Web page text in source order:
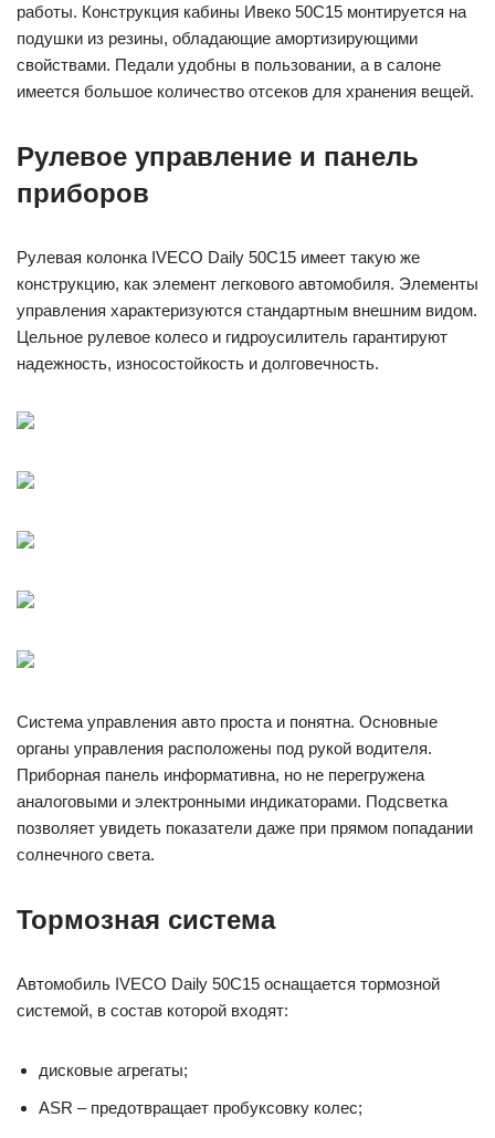
работы. Конструкция кабины Ивеко 50С15 монтируется на
подушки из резины, обладающие амортизирующими
свойствами. Педали удобны в пользовании, а в салоне
имеется большое количество отсеков для хранения вещей.
Рулевое управление и панель
приборов
Рулевая колонка IVECO Daily 50C15 имеет такую же
конструкцию, как элемент легкового автомобиля. Элементы
управления характеризуются стандартным внешним видом.
Цельное рулевое колесо и гидроусилитель гарантируют
надежность, износостойкость и долговечность.
Система управления авто проста и понятна. Основные
органы управления расположены под рукой водителя.
Приборная панель информативна, но не перегружена
аналоговыми и электронными индикаторами. Подсветка
позволяет увидеть показатели даже при прямом попадании
солнечного света.
Тормозная система
Автомобиль IVECO Daily 50C15 оснащается тормозной
системой, в состав которой входят:
дисковые агрегаты;
ASR – предотвращает пробуксовку колес;